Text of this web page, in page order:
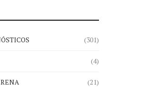
(301)
(4)
(21)